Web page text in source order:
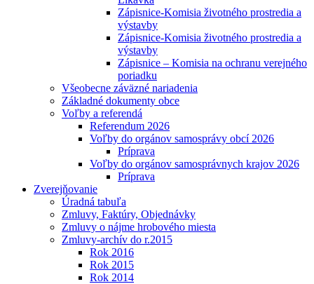
Zápisnice-Komisia životného prostredia a
výstavby
Zápisnice-Komisia životného prostredia a
výstavby
Zápisnice – Komisia na ochranu verejného
poriadku
Všeobecne záväzné nariadenia
Základné dokumenty obce
Voľby a referendá
Referendum 2026
Voľby do orgánov samosprávy obcí 2026
Príprava
Voľby do orgánov samosprávnych krajov 2026
Príprava
Zverejňovanie
Úradná tabuľa
Zmluvy, Faktúry, Objednávky
Zmluvy o nájme hrobového miesta
Zmluvy-archív do r.2015
Rok 2016
Rok 2015
Rok 2014